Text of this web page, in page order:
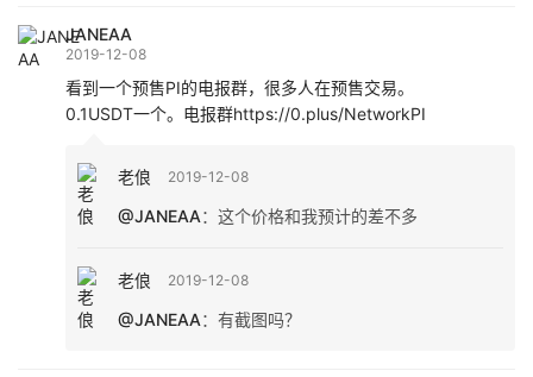
JANEAA
2019-12-08
看到一个预售PI的电报群，很多人在预售交易。
0.1USDT一个。电报群https://0.plus/NetworkPI
老俍 2019-12-08
@JANEAA： 这个价格和我预计的差不多
老俍 2019-12-08
@JANEAA： 有截图吗？